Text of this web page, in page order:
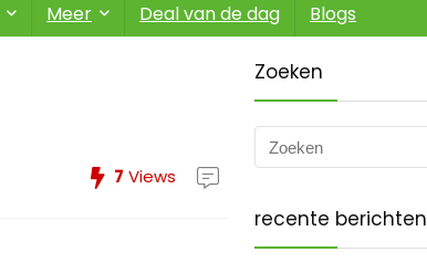
Meer Deal van de dag Blogs
7 Views
Zoeken
recente berichten